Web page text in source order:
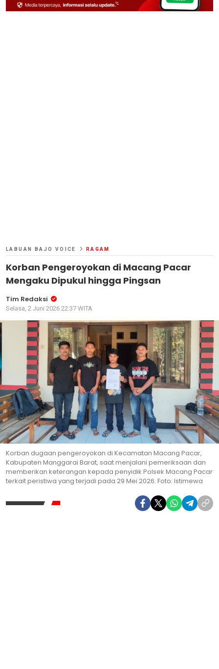
LABUAN BAJO VOICE RAGAM
Korban Pengeroyokan di Macang Pacar
Mengaku Dipukul hingga Pingsan
Tim Redaksi
Selasa, 2 Juni 2026 22:37 WITA
Korban dugaan pengeroyokan di Kecamatan Macang Pacar,
Kabupaten Manggarai Barat, saat menjalani pemeriksaan dan
memberikan keterangan kepada penyidik Polsek Macang Pacar
terkait peristiwa yang terjadi pada 29 Mei 2026. Foto: Istimewa